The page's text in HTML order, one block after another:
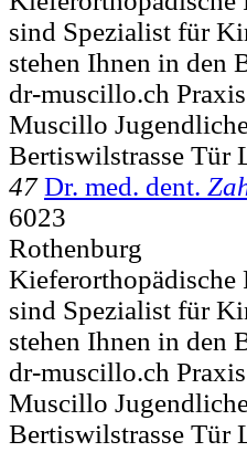
sind Spezialist für
stehen Ihnen in den
dr-muscillo.ch
Muscillo
Bertiswilstrasse Tür
47 Dr. med. dent.
6023
Rothenburg
sind Spezialist für
stehen Ihnen in den
dr-muscillo.ch
Muscillo
Bertiswilstrasse Tür